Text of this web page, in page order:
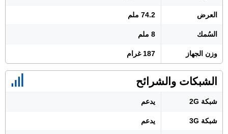
العرض 74.2 ملم
السُمك 8 ملم
وزن الجهاز 187 غرام
الشبكات والشرائح
شبكة 2G يدعم
شبكة 3G يدعم